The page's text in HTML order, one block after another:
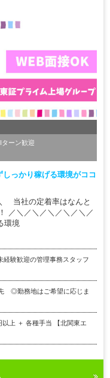
ターン歓迎
っかり稼げる環境がココ
当社の定着率はなんと
／＼／＼／＼／＼／＼／
環境
経験歓迎の管理事務スタッフ
◎勤務地はご希望に応じま
以上 ＋ 各種手当 【北関東エ